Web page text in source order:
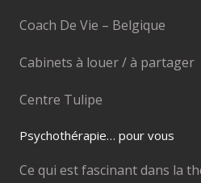
Coach De Vie – Belgique
Cabinets à louer / à partager
Centre Tulipe
Psychothérapie… pour vous
Ce qui est fascinant dans la